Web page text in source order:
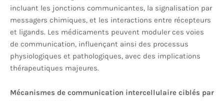
incluant les jonctions communicantes, la signalisation par
messagers chimiques, et les interactions entre récepteurs
et ligands. Les médicaments peuvent moduler ces voies
de communication, influençant ainsi des processus
physiologiques et pathologiques, avec des implications
thérapeutiques majeures.
Mécanismes de communication intercellulaire ciblés par